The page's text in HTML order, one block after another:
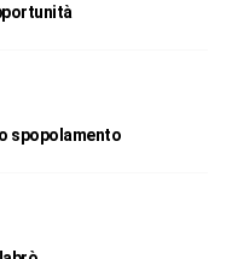
spopolamento